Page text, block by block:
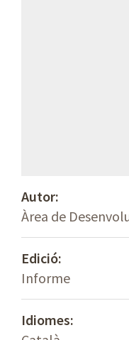
Autor:
Àrea de
Edició:
Informe
Idiomes: